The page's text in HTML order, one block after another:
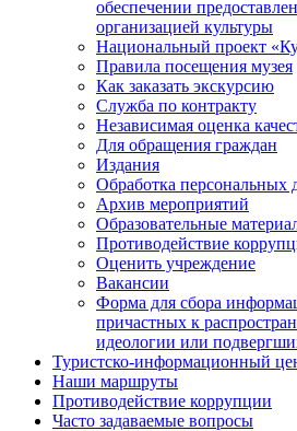
обеспечении
организацией культуры
Национальный проект
Правила посещения музея
Как заказать экскурсию
Служба по контракту
Независимая оценка
Для обращения граждан
Издания
Обработка персональных
Архив мероприятий
Образовательные
Противодействие
Оценить учреждение
Вакансии
Форма для сбора
причастных к
идеологии или
Туристско-информационный
Наши маршруты
Противодействие коррупции
Часто задаваемые вопросы